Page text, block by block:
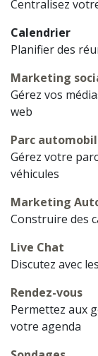
Centralisez
Calendrier
Planifier des
Marketing
Gérez vos
web
Parc
Gérez votre
véhicules
Marketing
Construire des
Live Chat
Discutez avec
Rendez-vous
Permettez aux
votre agenda